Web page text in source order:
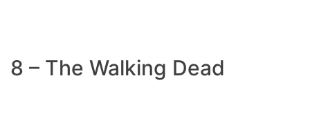
8 – The Walking Dead